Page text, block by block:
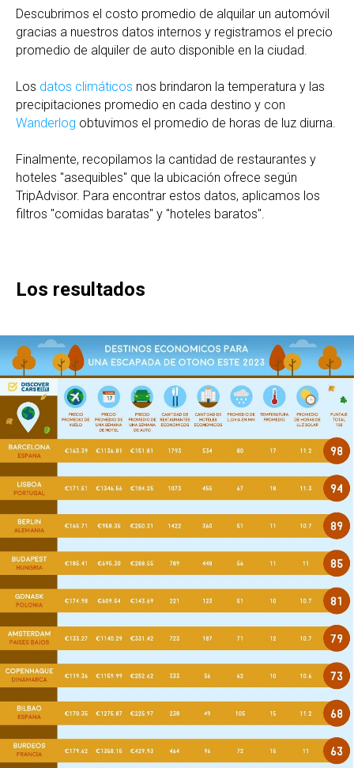
Descubrimos el costo promedio de alquilar un automóvil
gracias a nuestros datos internos y registramos el precio
promedio de alquiler de auto disponible en la ciudad.
Los datos climáticos nos brindaron la temperatura y las
precipitaciones promedio en cada destino y con
Wanderlog obtuvimos el promedio de horas de luz diurna.
Finalmente, recopilamos la cantidad de restaurantes y
hoteles "asequibles" que la ubicación ofrece según
TripAdvisor. Para encontrar estos datos, aplicamos los
filtros "comidas baratas" y "hoteles baratos".
Los resultados